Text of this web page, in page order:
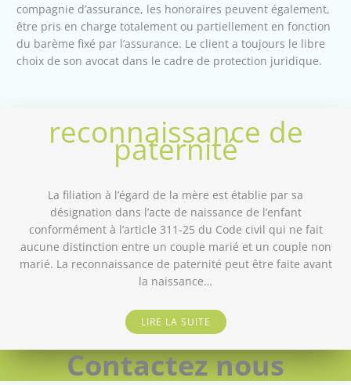
compagnie d’assurance, les honoraires peuvent également,
être pris en charge totalement ou partiellement en fonction
du barème fixé par l’assurance. Le client a toujours le libre
choix de son avocat dans le cadre de protection juridique.
reconnaissance de
paternité
La filiation à l’égard de la mère est établie par sa
désignation dans l’acte de naissance de l’enfant
conformément à l’article 311-25 du Code civil qui ne fait
aucune distinction entre un couple marié et un couple non
marié. La reconnaissance de paternité peut être faite avant
la naissance…
LIRE LA SUITE
Contactez nous